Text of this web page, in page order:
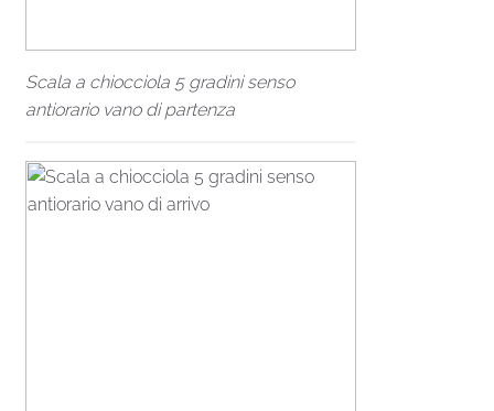
Scala a chiocciola 5 gradini senso
antiorario vano di partenza